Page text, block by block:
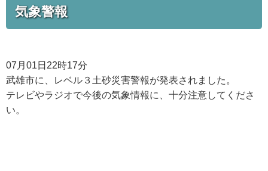
気象警報
07月01日22時17分
武雄市に、レベル３土砂災害警報が発表されました。
テレビやラジオで今後の気象情報に、十分注意してくださ
い。